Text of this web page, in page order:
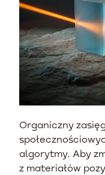
Organiczny
algorytmy. Aby
z materiałów